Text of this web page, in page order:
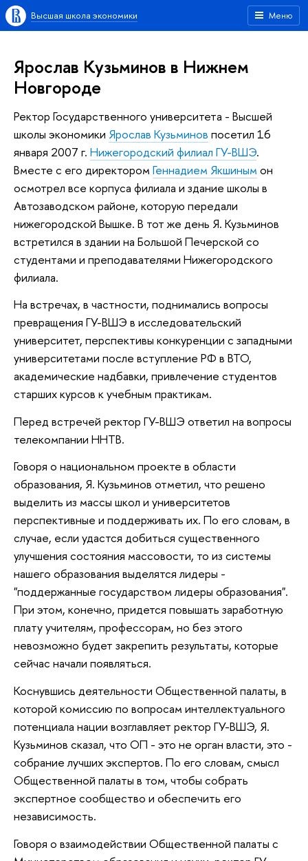
Меню
Высшая школа экономики
Ярослав Кузьминов в Нижнем
Новгороде
Ректор Государственного университета - Высшей
школы экономики Ярослав Кузьминов посетил 16
января 2007 г. Нижегородский филиал ГУ-ВШЭ.
Вместе с его директором Геннадием Якшиным он
осмотрел все корпуса филиала и здание школы в
Автозаводском районе, которую передали
нижегородской Вышке. В тот же день Я. Кузьминов
встретился в здании на Большой Печерской со
студентами и преподавателями Нижегородского
филиала.
На встречах, в частности, поднимались вопросы
превращения ГУ-ВШЭ в исследовательский
университет, перспективы конкуренции с западными
университетами после вступление РФ в ВТО,
академические надбавки, привлечение студентов
старших курсов к учебным практикам.
Перед встречей ректор ГУ-ВШЭ ответил на вопросы
телекомпании ННТВ.
Говоря о национальном проекте в области
образования, Я. Кузьминов отметил, что решено
выделить из массы школ и университетов
перспективные и поддерживать их. По его словам, в
случае, если удастся добиться существенного
улучшения состояния массовости, то из системы
нашего образования выделятся лидеры -
"поддержанные государством лидеры образования".
При этом, конечно, придется повышать заработную
плату учителям, профессорам, но без этого
невозможно будет закрепить результаты, которые
сейчас начали появляться.
Коснувшись деятельности Общественной палаты, в
которой комиссию по вопросам интеллектуального
потенциала нации возглавляет ректор ГУ-ВШЭ, Я.
Кузьминов сказал, что ОП - это не орган власти, это -
собрание лучших экспертов. По его словам, смысл
Общественной палаты в том, чтобы собрать
экспертное сообщество и обеспечить его
независимость.
Говоря о взаимодействии Общественной палаты с